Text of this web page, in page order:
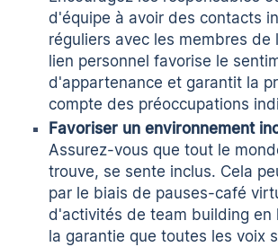
d'équipe à avoir des contacts
réguliers avec les membres de
lien personnel favorise le
d'appartenance et garantit la
compte des préoccupations
Favoriser un environnement
Assurez-vous que tout le
trouve, se sente inclus. Cela
par le biais de pauses-café
d'activités de team building en
la garantie que toutes les voix